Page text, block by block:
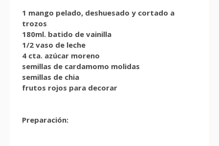
1 mango pelado, deshuesado y cortado a
trozos
180ml. batido de vainilla
1/2 vaso de leche
4 cta. azúcar moreno
semillas de cardamomo molidas
semillas de chia
frutos rojos para decorar
Preparación: